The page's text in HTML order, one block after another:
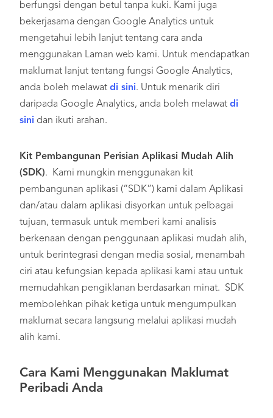
berfungsi dengan betul tanpa kuki. Kami juga
bekerjasama dengan Google Analytics untuk
mengetahui lebih lanjut tentang cara anda
menggunakan Laman web kami. Untuk mendapatkan
maklumat lanjut tentang fungsi Google Analytics,
anda boleh melawat di sini. Untuk menarik diri
daripada Google Analytics, anda boleh melawat di
sini dan ikuti arahan.
Kit Pembangunan Perisian Aplikasi Mudah Alih
(SDK). Kami mungkin menggunakan kit
pembangunan aplikasi (“SDK”) kami dalam Aplikasi
dan/atau dalam aplikasi disyorkan untuk pelbagai
tujuan, termasuk untuk memberi kami analisis
berkenaan dengan penggunaan aplikasi mudah alih,
untuk berintegrasi dengan media sosial, menambah
ciri atau kefungsian kepada aplikasi kami atau untuk
memudahkan pengiklanan berdasarkan minat. SDK
membolehkan pihak ketiga untuk mengumpulkan
maklumat secara langsung melalui aplikasi mudah
alih kami.
Cara Kami Menggunakan Maklumat
Peribadi Anda